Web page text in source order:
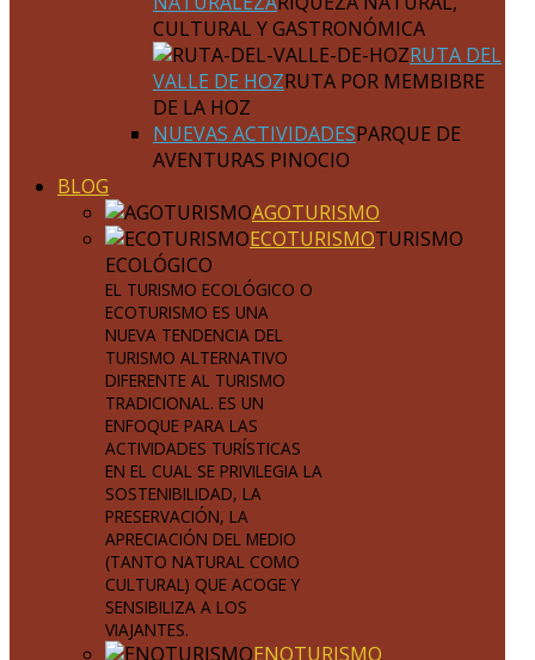
CULTURAL Y GASTRONÓMICA
RUTA DEL
VALLE DE HOZRUTA POR MEMBIBRE
DE LA HOZ
NUEVAS ACTIVIDADESPARQUE DE
AVENTURAS PINOCIO
BLOG
AGOTURISMO
ECOTURISMOTURISMO
ECOLÓGICO
EL TURISMO ECOLÓGICO O
ECOTURISMO ES UNA
NUEVA TENDENCIA DEL
TURISMO ALTERNATIVO
DIFERENTE AL TURISMO
TRADICIONAL. ES UN
ENFOQUE PARA LAS
ACTIVIDADES TURÍSTICAS
EN EL CUAL SE PRIVILEGIA LA
SOSTENIBILIDAD, LA
PRESERVACIÓN, LA
APRECIACIÓN DEL MEDIO
(TANTO NATURAL COMO
CULTURAL) QUE ACOGE Y
SENSIBILIZA A LOS
VIAJANTES.
ENOTURISMO